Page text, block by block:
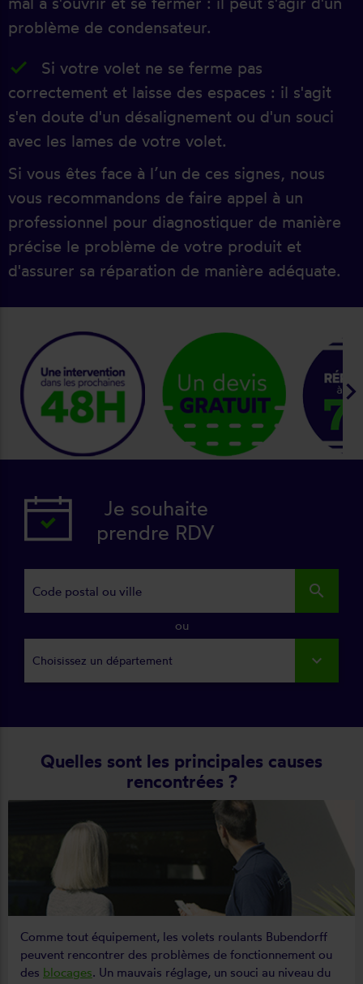
problème de condensateur.
Si votre volet ne se ferme pas
correctement et laisse des espaces : il s'agit
s'en doute d'un désalignement ou d'un souci
avec les lames de votre volet.
Si vous êtes face à l’un de ces signes, nous
vous recommandons de faire appel à un
professionnel pour diagnostiquer de manière
précise le problème de votre produit et
d'assurer sa réparation de manière adéquate.
Je souhaite
prendre RDV
search
ou
Choisissez un département
Quelles sont les principales causes
rencontrées ?
Comme tout équipement, les volets roulants Bubendorff
peuvent rencontrer des problèmes de fonctionnement ou
des blocages. Un mauvais réglage, un souci au niveau du